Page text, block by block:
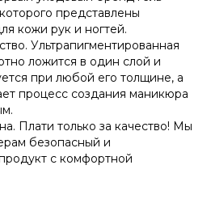
представлены
кожи рук и ногтей.
Ультрапигментированная
ложится в один слой и
при любой его толщине, а
процесс создания маникюра
Плати только за качество! Мы
безопасный и
c комфортной